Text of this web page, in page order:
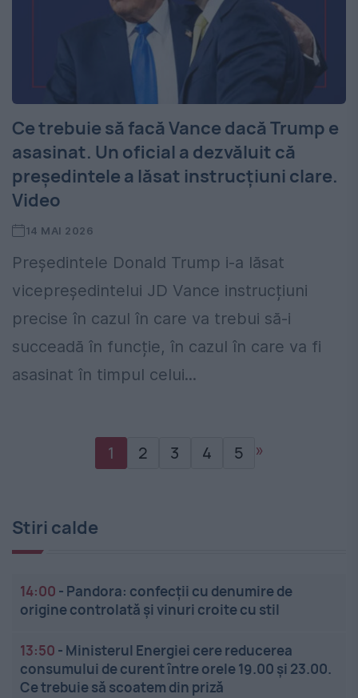
Ce trebuie să facă Vance dacă Trump e
asasinat. Un oficial a dezvăluit că
președintele a lăsat instrucțiuni clare.
Video
14 MAI 2026
Președintele Donald Trump i-a lăsat
vicepreședintelui JD Vance instrucțiuni
precise în cazul în care va trebui să-i
succeadă în funcție, în cazul în care va fi
asasinat în timpul celui...
1 2 3 4 5 »
Stiri calde
14:00 - Pandora: confecții cu denumire de
origine controlată și vinuri croite cu stil
13:50 - Ministerul Energiei cere reducerea
consumului de curent între orele 19.00 și 23.00.
Ce trebuie să scoatem din priză